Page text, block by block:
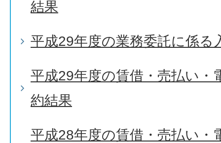
結果
平成29年度の業務委託に係る
平成29年度の賃借・売払い・
約結果
平成28年度の賃借・売払い・